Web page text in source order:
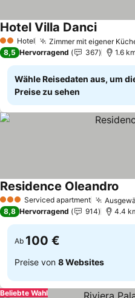
2 Sterne
Hotel Zimmer mit eigener
Hotel Villa DanciPreise
8,5 Hervorragend 367 1.6
Wähle Reisedaten aus, um
Preise zu sehen
3 SterneServiced apartment
Residence Oleandro
8,8 Hervorragend 914 4.4
Ab 100 €
Preise von 8 Websites
Beliebte Wahl